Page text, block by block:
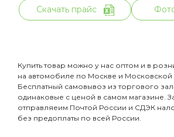
Скачать прайс
Купить товар можно у нас оптом и в
на автомобиле по Москве и Московской
Бесплатный самовывоз из торгового
одинаковые с ценой в самом магазине.
отправляеим Почтой России и СДЭК
без предоплаты по всей России.